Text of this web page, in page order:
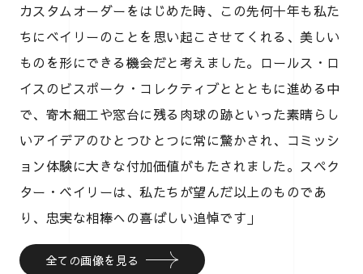
カスタムオーダーをはじめた時、この先何十年も私た
ちにベイリーのことを思い起こさせてくれる、美しい
ものを形にできる機会だと考えました。ロールス・ロ
イスのビスポーク・コレクティブととともに進める中
で、寄木細工や窓台に残る肉球の跡といった素晴らし
いアイデアのひとつひとつに常に驚かされ、コミッシ
ョン体験に大きな付加価値がもたされました。スペク
ター・ベイリーは、私たちが望んだ以上のものであ
り、忠実な相棒への喜ばしい追悼です」
全ての画像を見る